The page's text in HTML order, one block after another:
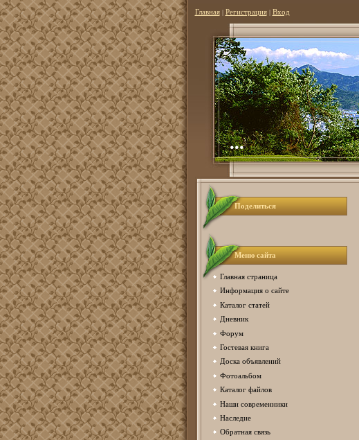
Главная| Регистрация| Вход
...
Поделиться
Меню сайта
Главная страница
Информация о сайте
Каталог статей
Дневник
Форум
Гостевая книга
Доска объявлений
Фотоальбом
Каталог файлов
Наши современники
Наследие
Обратная связь